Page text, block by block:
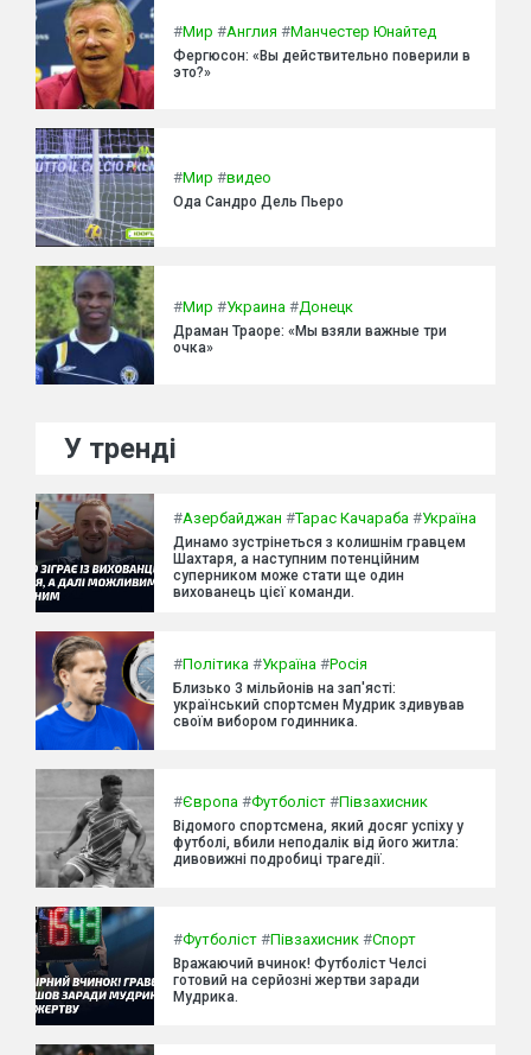
#Мир #Англия #Манчестер Юнайтед
Фергюсон: «Вы действительно поверили в
это?»
#Мир #видео
Ода Сандро Дель Пьеро
#Мир #Украина #Донецк
Драман Траоре: «Мы взяли важные три
очка»
У тренді
#Азербайджан #Тарас Качараба #Україна
Динамо зустрінеться з колишнім гравцем
Шахтаря, а наступним потенційним
суперником може стати ще один
вихованець цієї команди.
#Політика #Україна #Росія
Близько 3 мільйонів на зап'ясті:
український спортсмен Мудрик здивував
своїм вибором годинника.
#Європа #Футболіст #Півзахисник
Відомого спортсмена, який досяг успіху у
футболі, вбили неподалік від його житла:
дивовижні подробиці трагедії.
#Футболіст #Півзахисник #Спорт
Вражаючий вчинок! Футболіст Челсі
готовий на серйозні жертви заради
Мудрика.